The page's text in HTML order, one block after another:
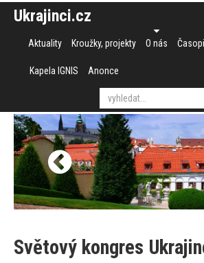
Ukrajinci.cz
Aktuality Kroužky, projekty O nás
Kapela IGNIS Anonce
Světový kongres